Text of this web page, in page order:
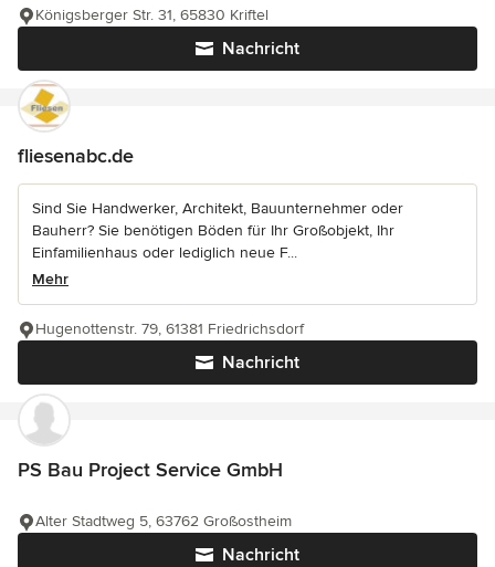
Nachricht
Königsberger Str. 31, 65830 Kriftel
fliesenabc.de
Sind Sie Handwerker, Architekt, Bauunternehmer oder
Bauherr? Sie benötigen Böden für Ihr Großobjekt, Ihr
Einfamilienhaus oder lediglich neue F...
Mehr
Nachricht
Hugenottenstr. 79, 61381 Friedrichsdorf
PS Bau Project Service GmbH
Nachricht
Alter Stadtweg 5, 63762 Großostheim